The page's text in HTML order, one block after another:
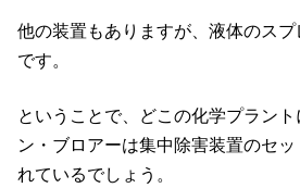
他の装置もありますが、液体のス
です。
ということで、どこの化学プラン
ン・ブロアーは集中除害装置のセ
れているでしょう。